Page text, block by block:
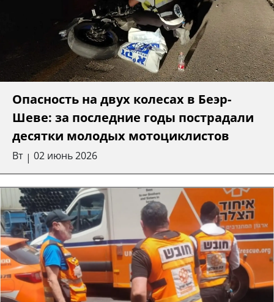
Опасность на двух колесах в Беэр-
Шеве: за последние годы пострадали
десятки молодых мотоциклистов
Вт | 02 июнь 2026